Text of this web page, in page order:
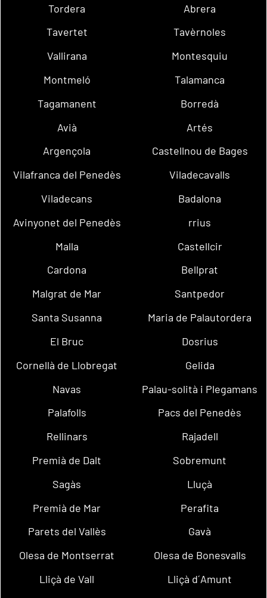
Tordera
Abrera
Tavertet
Tavèrnoles
Vallirana
Montesquiu
Montmeló
Talamanca
Tagamanent
Borredà
Avià
Artés
Argençola
Castellnou de Bages
Vilafranca del Penedès
Viladecavalls
Viladecans
Badalona
Avinyonet del Penedès
rrius
Malla
Castellcir
Cardona
Bellprat
Malgrat de Mar
Santpedor
Santa Susanna
Maria de Palautordera
El Bruc
Dosrius
Cornellà de Llobregat
Gelida
Navas
Palau-solità i Plegamans
Palafolls
Pacs del Penedès
Rellinars
Rajadell
Premià de Dalt
Sobremunt
Sagàs
Lluçà
Premià de Mar
Perafita
Parets del Vallès
Gavà
Olesa de Montserrat
Olesa de Bonesvalls
Lliçà de Vall
Lliçà d´Amunt